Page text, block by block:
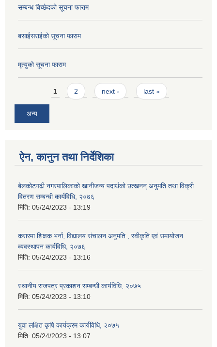
सम्बन्ध बिच्छेदको सूचना फाराम
बसाईसराईको सूचना फाराम
मृत्युको सूचना फाराम
Pages1 2 next › last »
अन्य
ऐन, कानुन तथा निर्देशिका
बेलकोटगढी नगरपालिकाको खानीजन्य पदार्थको उत्खनन् अनुमति तथा विक्री
वितरण सम्बन्धी कार्यविधि, २०७६
मिति: 05/24/2023 - 13:19
करारमा शिक्षक भर्ना, विद्यालय संचालन अनुमति , स्वीकृति एवं समायोजन
व्यवस्थापन कार्यविधि, २०७६
मिति: 05/24/2023 - 13:16
स्थानीय राजपत्र प्रकाशन सम्बन्धी कार्यविधि, २०७५
मिति: 05/24/2023 - 13:10
युवा लक्षित कृषि कार्यक्रम कार्यविधि, २०७५
मिति: 05/24/2023 - 13:07